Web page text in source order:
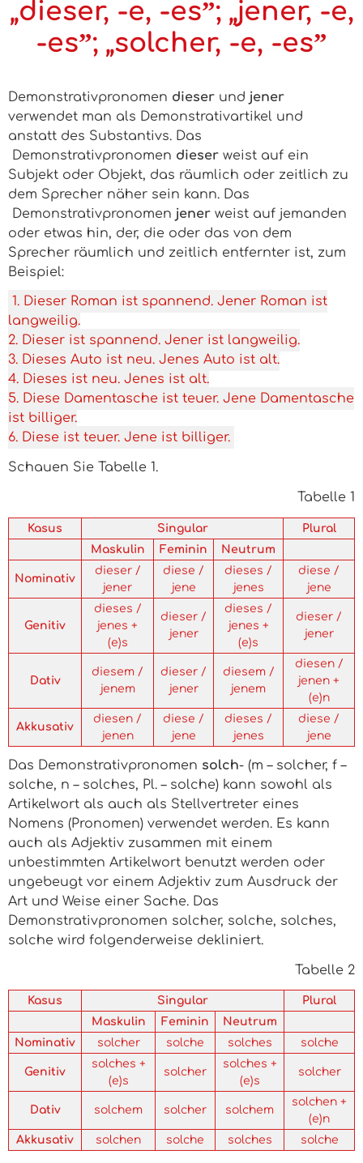
„dieser, -e, -esˮ; „jener, -e,
-esˮ; „solcher, -e, -esˮ
Demonstrativpronomen dieser und jener
verwendet man als Demonstrativartikel und
anstatt des Substantivs. Das
Demonstrativpronomen dieser weist auf ein
Subjekt oder Objekt, das räumlich oder zeitlich zu
dem Sprecher näher sein kann. Das
Demonstrativpronomen jener weist auf jemanden
oder etwas hin, der, die oder das von dem
Sprecher räumlich und zeitlich entfernter ist, zum
Beispiel:
1. Dieser Roman ist spannend. Jener Roman ist
langweilig.
2. Dieser ist spannend. Jener ist langweilig.
3. Dieses Auto ist neu. Jenes Auto ist alt.
4. Dieses ist neu. Jenes ist alt.
5. Diese Damentasche ist teuer. Jene Damentasche
ist billiger.
6. Diese ist teuer. Jene ist billiger.
Schauen Sie Tabelle 1.
Tabelle 1
Kasus Singular
Plural
Maskulin
Feminin Neutrum
Nominativ
dieser /
jener
diese /
jene
dieses /
jenes
diese /
jene
Genitiv
dieses /
jenes +
(e)s
dieser /
jener
dieses /
jenes +
(e)s
dieser /
jener
Dativ
diesem /
jenem
dieser /
jener
diesem /
jenem
diesen /
jenen +
(e)n
Akkusativ
diesen /
jenen
diese /
jene
dieses /
jenes
diese /
jene
Das Demonstrativpronomen solch- (m – solcher, f –
solche, n – solches, Pl. – solche) kann sowohl als
Artikelwort als auch als Stellvertreter eines
Nomens (Pronomen) verwendet werden. Es kann
auch als Adjektiv zusammen mit einem
unbestimmten Artikelwort benutzt werden oder
ungebeugt vor einem Adjektiv zum Ausdruck der
Art und Weise einer Sache. Das
Demonstrativpronomen solcher, solche, solches,
solche wird folgenderweise dekliniert.
Tabelle 2
Kasus Singular
Plural
Maskulin
Feminin
Neutrum
Nominativ
solcher solche solches solche
Genitiv
solches +
(e)s
solcher
solches +
(e)s
solcher
Dativ solchem solcher solchem
solchen +
(e)n
Akkusativ
solchen solche solches solche